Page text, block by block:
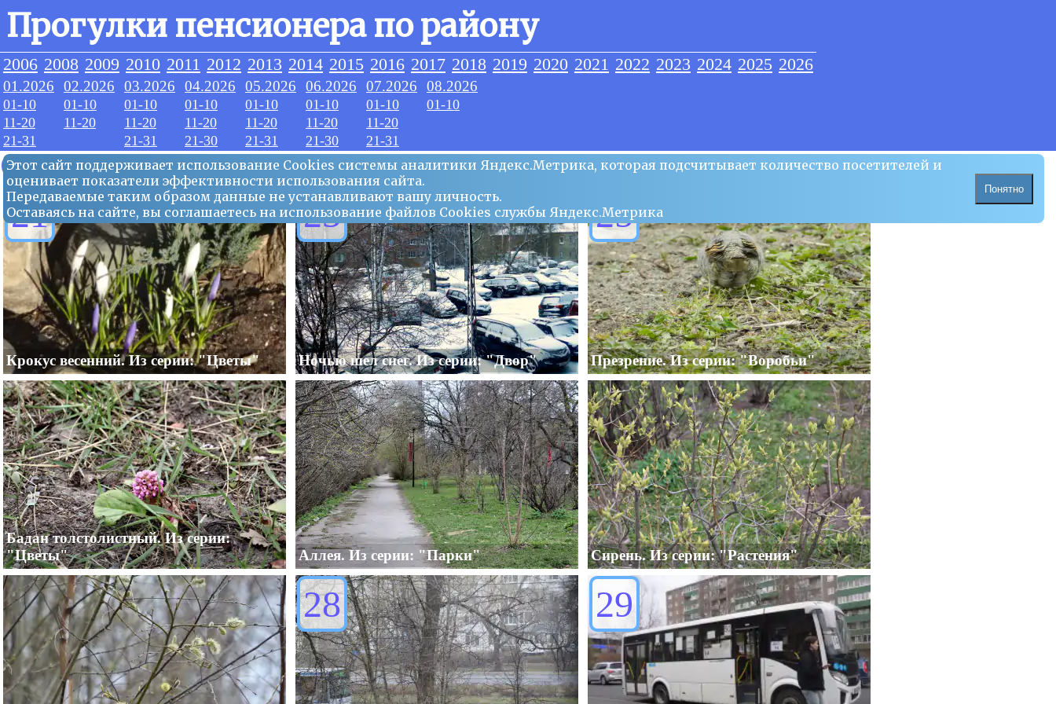
Прогулки пенсионера по району
2006 2008 2009 2010 2011 2012 2013 2014 2015 2016 2017 2018 2019 2020 2021 2022 2023 2024 2025 2026
01.2026
01-10
11-20
21-31
02.2026
01-10
11-20
03.2026
01-10
11-20
21-31
04.2026
01-10
11-20
21-30
05.2026
01-10
11-20
21-31
06.2026
01-10
11-20
21-30
07.2026
01-10
11-20
21-31
08.2026
01-10
Этот сайт поддерживает использование Сookies системы аналитики Яндекс.Метрика, которая подсчитывает количество посетителей и
оценивает показатели эффективности использования сайта.
Передаваемые таким образом данные не устанавливают вашу личность.
Оставаясь на сайте, вы соглашаетесь на использование файлов Сookies службы Яндекс.Метрика
Понятно
04.2026
21
Крокус весенний. Из серии: "Цветы"
23
Ночью шел снег. Из серии: "Двор"
25
Презрение. Из серии: "Воробьи"
Бадан толстолистный. Из серии:
"Цветы"
Аллея. Из серии: "Парки" Сирень. Из серии: "Растения"
28 29